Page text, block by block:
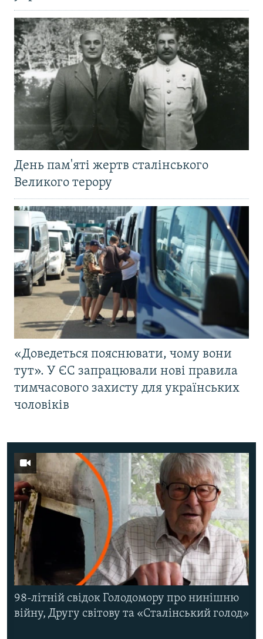
День пам'яті жертв сталінського
Великого терору
«Доведеться пояснювати, чому вони
тут». У ЄС запрацювали нові правила
тимчасового захисту для українських
чоловіків
98-літній свідок Голодомору про нинішню
війну, Другу світову та «Сталінський голод»